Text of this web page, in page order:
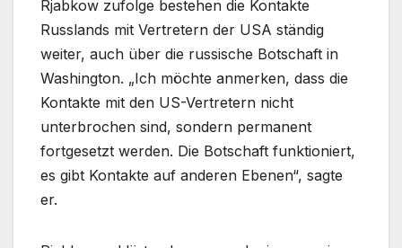
Rjabkow zufolge bestehen die Kontakte
Russlands mit Vertretern der USA ständig
weiter, auch über die russische Botschaft in
Washington. „Ich möchte anmerken, dass die
Kontakte mit den US-Vertretern nicht
unterbrochen sind, sondern permanent
fortgesetzt werden. Die Botschaft funktioniert,
es gibt Kontakte auf anderen Ebenen“, sagte
er.